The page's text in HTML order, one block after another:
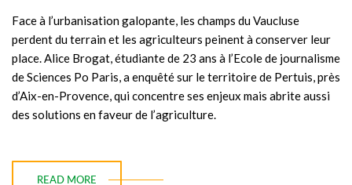
Face à l’urbanisation galopante, les champs du Vaucluse
perdent du terrain et les agriculteurs peinent à conserver leur
place. Alice Brogat, étudiante de 23 ans à l’Ecole de journalisme
de Sciences Po Paris, a enquêté sur le territoire de Pertuis, près
d’Aix-en-Provence, qui concentre ses enjeux mais abrite aussi
des solutions en faveur de l’agriculture.
READ MORE